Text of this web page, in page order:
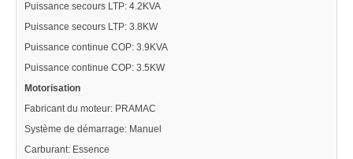
Puissance secours LTP: 4.2KVA
Puissance secours LTP: 3.8KW
Puissance continue COP: 3.9KVA
Puissance continue COP: 3.5KW
Motorisation
Fabricant du moteur: PRAMAC
Système de démarrage: Manuel
Carburant: Essence